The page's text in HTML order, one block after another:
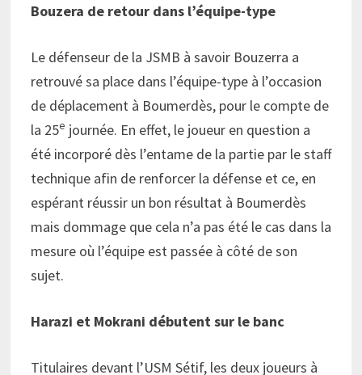
Bouzera de retour dans l’équipe-type
Le défenseur de la JSMB à savoir Bouzerra a
retrouvé sa place dans l’équipe-type à l’occasion
de déplacement à Boumerdès, pour le compte de
la 25e journée. En effet, le joueur en question a
été incorporé dès l’entame de la partie par le staff
technique afin de renforcer la défense et ce, en
espérant réussir un bon résultat à Boumerdès
mais dommage que cela n’a pas été le cas dans la
mesure où l’équipe est passée à côté de son
sujet.
Harazi et Mokrani débutent sur le banc
Titulaires devant l’USM Sétif, les deux joueurs à